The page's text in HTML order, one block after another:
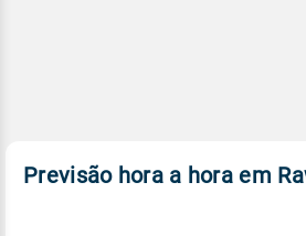
Previsão hora a hora em